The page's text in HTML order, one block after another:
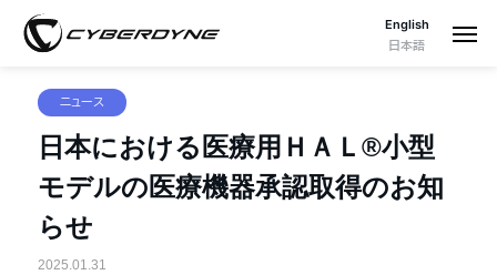
English
日本語
ニュース
日本における医療用ＨＡＬ®小型
モデルの医療機器承認取得のお知
らせ
2025.01.31